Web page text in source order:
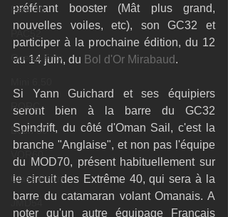
Fast 40
Ocean Fifty
RORC
Botin 80
Class Rhum
JMD54
préférant booster (Mât plus grand,
nouvelles voiles, etc), son GC32 et
participer à la prochaine édition, du 12
au 14 juin, du Bol d'Or Mirabaud .
Si Yann Guichard et ses équipiers
seront bien à la barre du GC32
Spindrift, du côté d'Oman Sail, c'est la
branche "Anglaise", et non pas l'équipe
du MOD70, présent habituellement sur
le circuit des Extrême 40, qui sera à la
barre du catamaran volant Omanais. A
noter qu'un autre équipage Français